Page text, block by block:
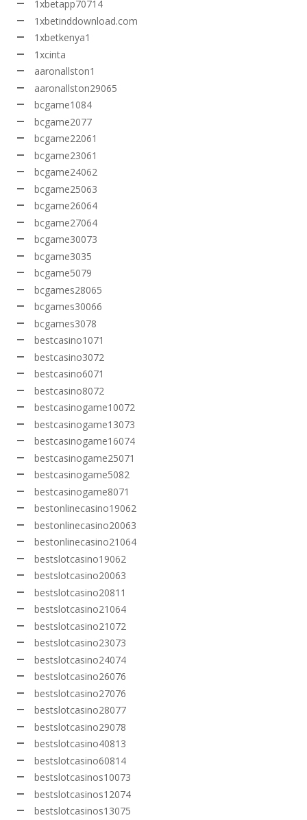
1xbetapp70714
1xbetinddownload.com
1xbetkenya1
1xcinta
aaronallston1
aaronallston29065
bcgame1084
bcgame2077
bcgame22061
bcgame23061
bcgame24062
bcgame25063
bcgame26064
bcgame27064
bcgame30073
bcgame3035
bcgame5079
bcgames28065
bcgames30066
bcgames3078
bestcasino1071
bestcasino3072
bestcasino6071
bestcasino8072
bestcasinogame10072
bestcasinogame13073
bestcasinogame16074
bestcasinogame25071
bestcasinogame5082
bestcasinogame8071
bestonlinecasino19062
bestonlinecasino20063
bestonlinecasino21064
bestslotcasino19062
bestslotcasino20063
bestslotcasino20811
bestslotcasino21064
bestslotcasino21072
bestslotcasino23073
bestslotcasino24074
bestslotcasino26076
bestslotcasino27076
bestslotcasino28077
bestslotcasino29078
bestslotcasino40813
bestslotcasino60814
bestslotcasinos10073
bestslotcasinos12074
bestslotcasinos13075